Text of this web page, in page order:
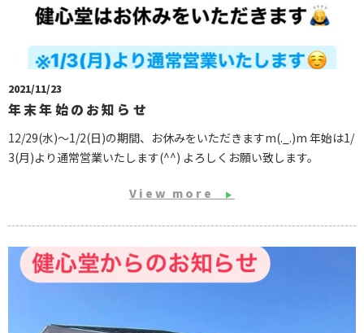
2021/11/23
年末年始のお知らせ
12/29(水)〜1/2(日)の期間、お休みをいただきますm(._.)m 年始は1/
3(月)より通常営業いたします(^^) よろしくお願い致します。
View more ▶